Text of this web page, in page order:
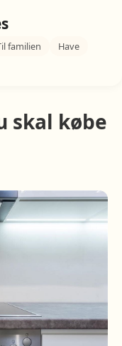
familien
Have
skal købe